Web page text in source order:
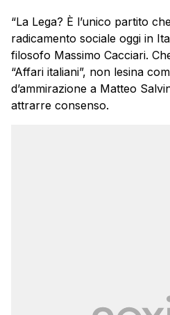
“La Lega? È l’unico partito
radicamento sociale oggi in
filosofo Massimo Cacciari.
“Affari italiani”, non lesina
d’ammirazione a Matteo
attrarre consenso.